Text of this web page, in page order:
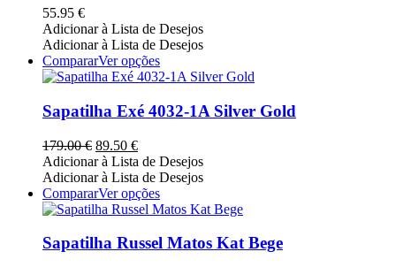
options
may
be
chosen
on
the
product
55.95 €
Adicionar à Lista de Desejos
Adicionar à Lista de Desejos
CompararVer opçõesThis
product
multiple
variants.
options
may
be
chosen
on
the
product
Sapatilha Exé 4032-1A Silver Gold
179.00€ O
preço
original
era:
179.00 €.
89.50 €O
preço
atual
é:
89.50 €.
Adicionar à Lista de Desejos
Adicionar à Lista de Desejos
CompararVer opçõesThis
product
multiple
Sapatilha Russel Matos Kat Bege